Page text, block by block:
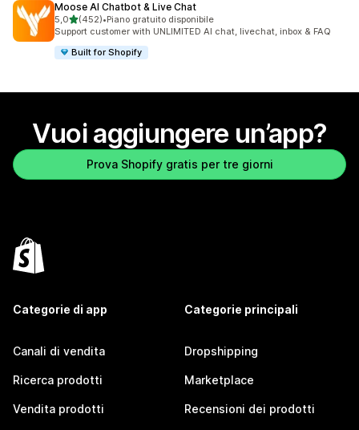
Moose AI Chatbot & Live Chat
5,0stelle su 5
(452)
452 recensioni totali
•Piano gratuito disponibile
Support customer with UNLIMITED AI chat, livechat, inbox & FAQ
Built for Shopify
Vuoi aggiungere un’app?
Prova Shopify gratis per tre giorni
Categorie di app
Canali di vendita
Ricerca prodotti
Vendita prodotti
Categorie principali
Dropshipping
Marketplace
Recensioni dei prodotti